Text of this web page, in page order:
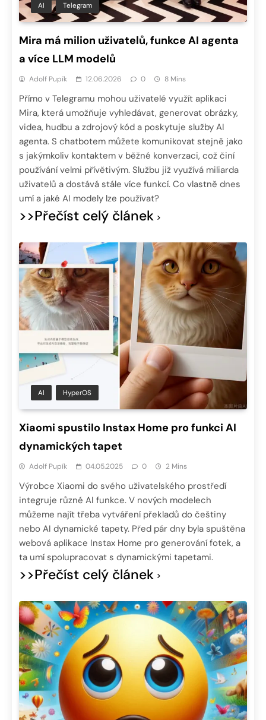
AI Telegram
Mira má milion uživatelů, funkce AI agenta
a více LLM modelů
Adolf Pupík 12.06.2026 0 8 Mins
Přímo v Telegramu mohou uživatelé využít aplikaci
Mira, která umožňuje vyhledávat, generovat obrázky,
videa, hudbu a zdrojový kód a poskytuje služby AI
agenta. S chatbotem můžete komunikovat stejně jako
s jakýmkoliv kontaktem v běžné konverzaci, což činí
používání velmi přívětivým. Službu již využívá miliarda
uživatelů a dostává stále více funkcí. Co vlastně dnes
umí a jaké AI modely lze používat?
>>Přečíst celý článek
AI HyperOS
Xiaomi spustilo Instax Home pro funkci AI
dynamických tapet
Adolf Pupík 04.05.2025 0 2 Mins
Výrobce Xiaomi do svého uživatelského prostředí
integruje různé AI funkce. V nových modelech
můžeme najít třeba vytváření překladů do češtiny
nebo AI dynamické tapety. Před pár dny byla spuštěna
webová aplikace Instax Home pro generování fotek, a
ta umí spolupracovat s dynamickými tapetami.
>>Přečíst celý článek